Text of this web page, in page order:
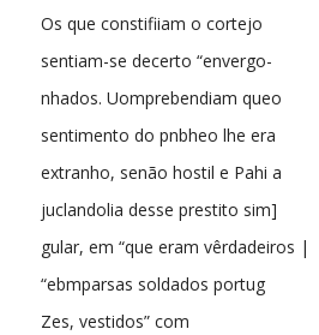
Os que constifiiam o cortejo
sentiam-se decerto “envergo-
nhados. Uomprebendiam queo
sentimento do pnbheo lhe era
extranho, senão hostil e Pahi a
juclandolia desse prestito sim]
gular, em “que eram vêrdadeiros |
“ebmparsas soldados portug
Zes, vestidos” com